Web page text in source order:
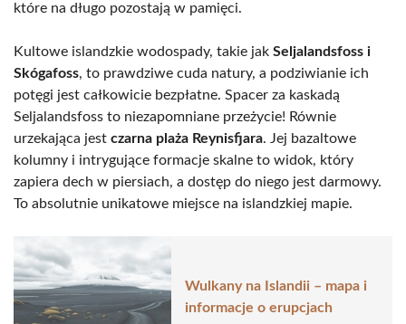
które na długo pozostają w pamięci.
Kultowe islandzkie wodospady, takie jak Seljalandsfoss i
Skógafoss, to prawdziwe cuda natury, a podziwianie ich
potęgi jest całkowicie bezpłatne. Spacer za kaskadą
Seljalandsfoss to niezapomniane przeżycie! Równie
urzekająca jest czarna plaża Reynisfjara. Jej bazaltowe
kolumny i intrygujące formacje skalne to widok, który
zapiera dech w piersiach, a dostęp do niego jest darmowy.
To absolutnie unikatowe miejsce na islandzkiej mapie.
Wulkany na Islandii – mapa i
informacje o erupcjach